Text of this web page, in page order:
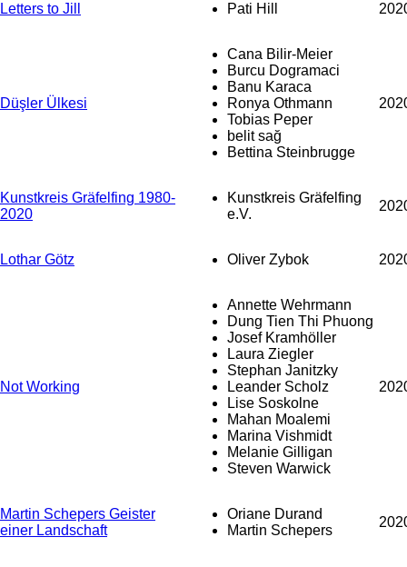
Letters to Jill Pati Hill
Düşler Ülkesi
Cana Bilir-Meier
Burcu Dogramaci
Banu Karaca
Ronya Othmann
Tobias Peper
belit sağ
Bettina Steinbrugge
Kunstkreis Gräfelfing 1980-
2020
Kunstkreis Gräfelfing
e.V.
Lothar Götz Oliver Zybok
Not Working
Annette Wehrmann
Dung Tien Thi Phuong
Josef Kramhöller
Laura Ziegler
Stephan Janitzky
Leander Scholz
Lise Soskolne
Mahan Moalemi
Marina Vishmidt
Melanie Gilligan
Steven Warwick
Martin Schepers Geister
einer Landschaft
Oriane Durand
Martin Schepers